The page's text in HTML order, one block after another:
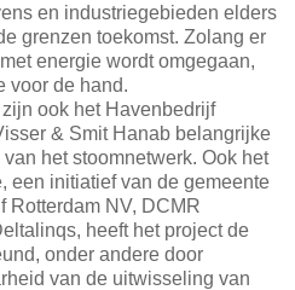
en industriegebieden elders
grenzen toekomst. Zolang er
energie wordt omgegaan,
voor de hand.
ook het Havenbedrijf
& Smit Hanab belangrijke
het stoomnetwerk. Ook het
een initiatief van de gemeente
Rotterdam NV, DCMR
heeft het project de
onder andere door
van de uitwisseling van